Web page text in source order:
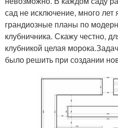
сад не исключение, много
грандиозные планы по
клубничника. Скажу честно,
клубникой целая
было решить при создании